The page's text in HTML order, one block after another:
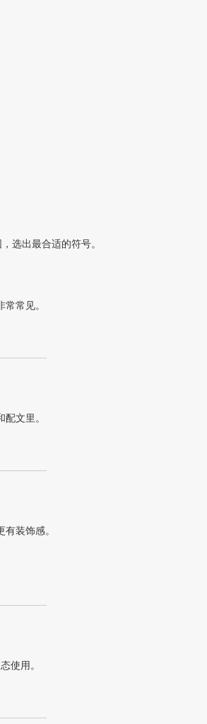
选出最合适的符号。
常见。
文里。
装饰感。
使用。